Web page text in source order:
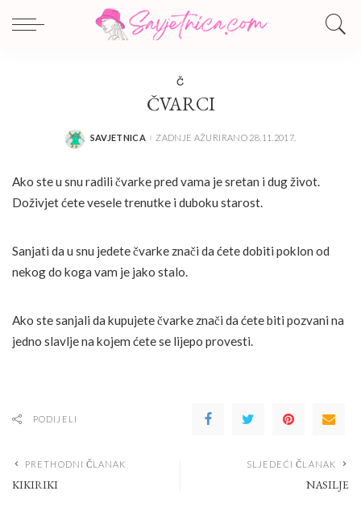
Č
ČVARCI
POSTED
SAVJETNICA ZADNJE AŽURIRANO 28.11.2017.
Ako ste u snu radili čvarke pred vama je sretan i dug život.
Doživjet ćete vesele trenutke i duboku starost.
Sanjati da u snu jedete čvarke znači da ćete dobiti poklon od
nekog do koga vam je jako stalo.
Ako ste sanjali da kupujete čvarke znači da ćete biti pozvani na
jedno slavlje na kojem ćete se lijepo provesti.
PODIJELI
PRETHODNI ČLANAK
KIKIRIKI
SLJEDEĆI ČLANAK
NASILJE